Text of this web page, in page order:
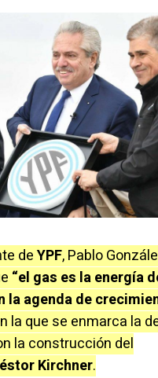
deYPF, Pablo
“el gas es la energía
la agenda de
la que se enmarca la
la construcción del
Kirchner.